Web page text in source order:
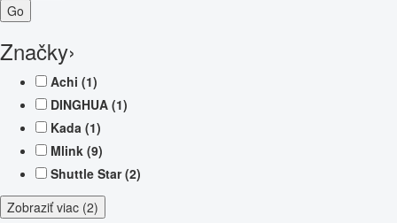
Go
Značky›
Achi (1)
DINGHUA (1)
Kada (1)
Mlink (9)
Shuttle Star (2)
Zobraziť viac (2)